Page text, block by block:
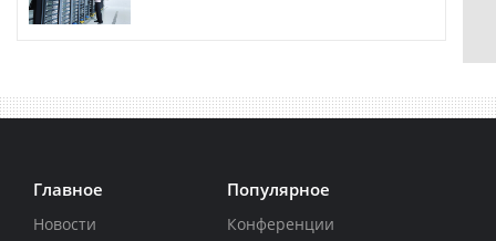
Главное
Новости
Популярное
Конференции